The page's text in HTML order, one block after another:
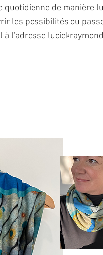
quotidienne de manière
les possibilités ou
à l'adresse